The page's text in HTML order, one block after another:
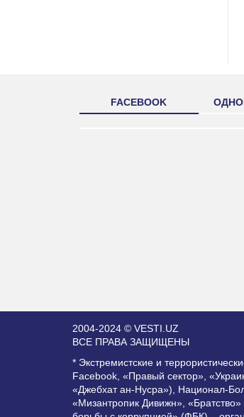
FACEBOOK
2004-2024 © VESTI.UZ
ВСЕ ПРАВА ЗАЩИЩЕНЫ
* Экстремистские и
Facebook, «Правый сектор»,
«Джебхат ан-Нусра»), Национал-
«Мизантропик Дивижн»,